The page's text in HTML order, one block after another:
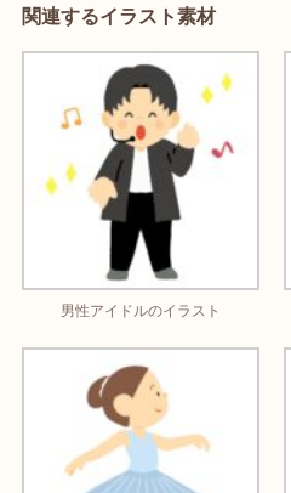
関連するイラスト素材
男性アイドルのイラスト